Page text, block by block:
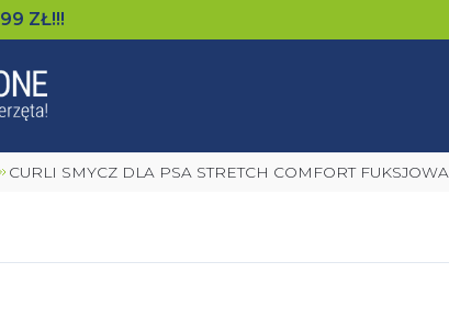
99 ZŁ!!!
CURLI SMYCZ DLA PSA STRETCH COMFORT FUKSJOWA